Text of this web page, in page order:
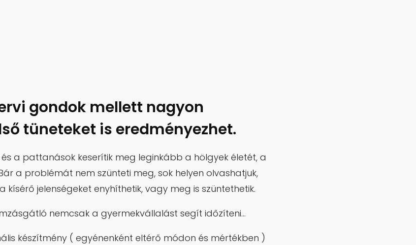
gondok mellett nagyon
tüneteket is eredményezhet.
a pattanások keserítik meg leginkább a hölgyek életét, a
a problémát nem szünteti meg, sok helyen olvashatjuk,
jelenségeket enyhíthetik, vagy meg is szüntethetik.
nemcsak a gyermekvállalást segít időzíteni…
készítmény ( egyénenként eltérő módon és mértékben )